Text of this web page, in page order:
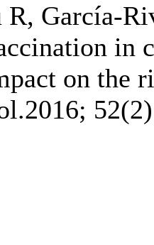
R, García-
in
on the